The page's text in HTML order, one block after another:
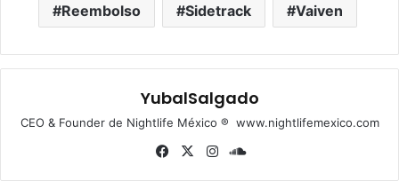
Reembolso Sidetrack Vaiven
YubalSalgado
CEO & Founder de Nightlife México ® www.nightlifemexico.com
Fa
X
Ins